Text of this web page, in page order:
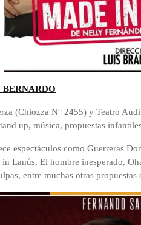
BERNARDO
(Chiozza N° 2455) y Teatro
up, música, propuestas
espectáculos como Guerreras
Lanús, El hombre inesperado,
entre muchas otras propuestas